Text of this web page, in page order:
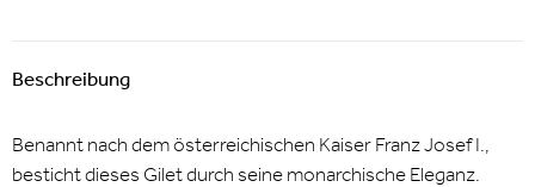
Beschreibung
Benannt nach dem österreichischen Kaiser Franz Josef I.,
besticht dieses Gilet durch seine monarchische Eleganz.